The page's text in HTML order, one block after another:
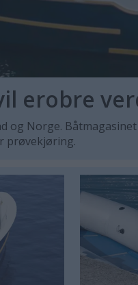
erobre
og Norge.
prøvekjøring.